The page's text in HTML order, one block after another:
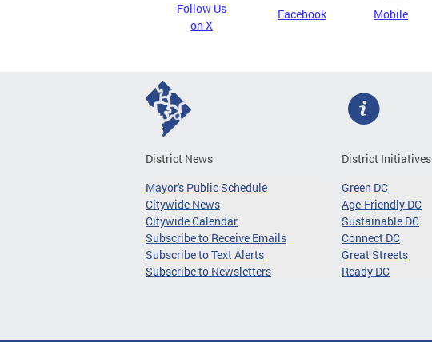
Follow Us
on X
Facebook Mobile
District News
Mayor's Public Schedule
Citywide News
Citywide Calendar
Subscribe to Receive Emails
Subscribe to Text Alerts
Subscribe to Newsletters
District Initiatives
Green DC
Age-Friendly DC
Sustainable DC
Connect DC
Great Streets
Ready DC